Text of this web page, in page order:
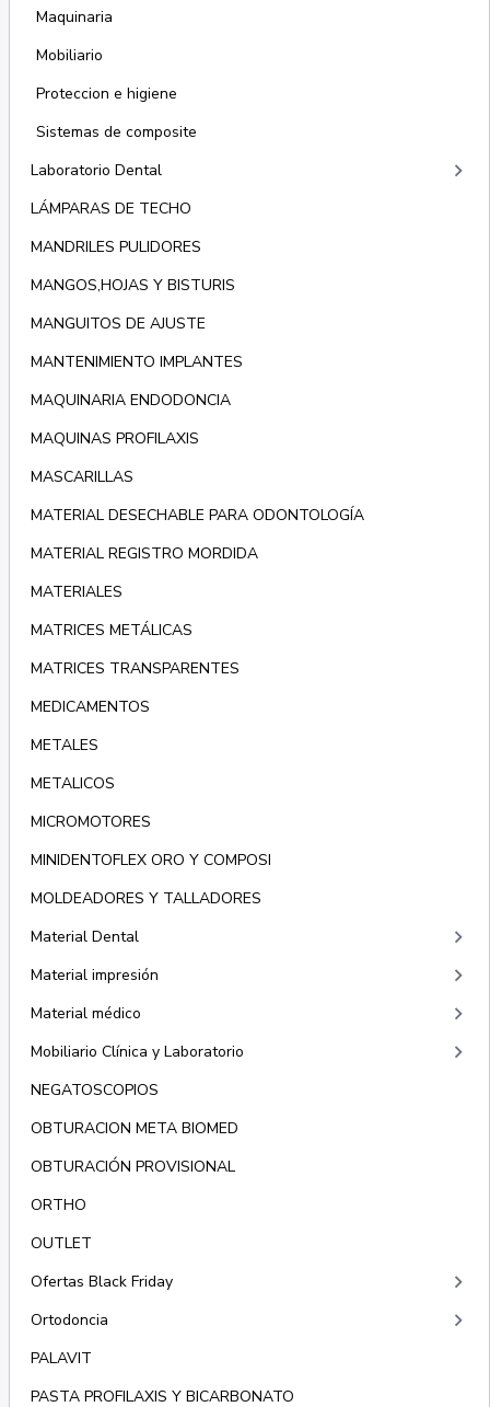
Maquinaria
Mobiliario
Proteccion e higiene
Sistemas de composite
Laboratorio Dental
keyboard_arrow_right
LÁMPARAS DE TECHO
MANDRILES PULIDORES
MANGOS,HOJAS Y BISTURIS
MANGUITOS DE AJUSTE
MANTENIMIENTO IMPLANTES
MAQUINARIA ENDODONCIA
MAQUINAS PROFILAXIS
MASCARILLAS
MATERIAL DESECHABLE PARA ODONTOLOGÍA
MATERIAL REGISTRO MORDIDA
MATERIALES
MATRICES METÁLICAS
MATRICES TRANSPARENTES
MEDICAMENTOS
METALES
METALICOS
MICROMOTORES
MINIDENTOFLEX ORO Y COMPOSI
MOLDEADORES Y TALLADORES
Material Dental
keyboard_arrow_right
Material impresión keyboard_arrow_right
Material médico keyboard_arrow_right
Mobiliario Clínica y Laboratorio keyboard_arrow_right
NEGATOSCOPIOS
OBTURACION META BIOMED
OBTURACIÓN PROVISIONAL
ORTHO
OUTLET
Ofertas Black Friday
keyboard_arrow_right
Ortodoncia keyboard_arrow_right
PALAVIT
PASTA PROFILAXIS Y BICARBONATO